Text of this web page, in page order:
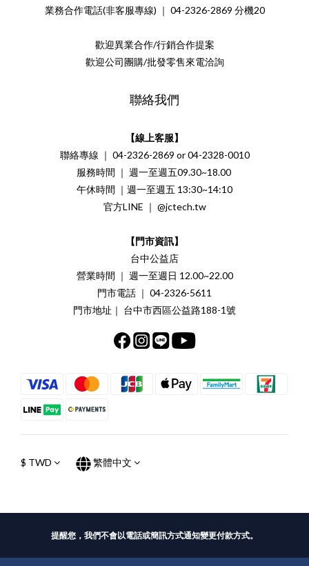
業務合作電話(非客服專線) ｜ 04-2326-2869 分機20
歡迎異業合作/行銷合作提案
歡迎公司團購/批發零售來電洽詢
聯絡我們
【線上客服】
聯絡專線 ｜ 04-2326-2869 or 04-2328-0010
服務時間 ｜ 週一至週五09.30~18.00
午休時間 ｜週一至週五 13:30~14:10
官方LINE ｜ @jctech.tw
【門市資訊】
台中公益店
營業時間 ｜ 週一至週日 12.00~22.00
門市電話 ｜ 04-2326-5611
門市地址｜ 台中市西區公益路188-1號
$ TWD 繁體中文
提醒您，我們不會以電話或簡訊方式通知變更付款方式。